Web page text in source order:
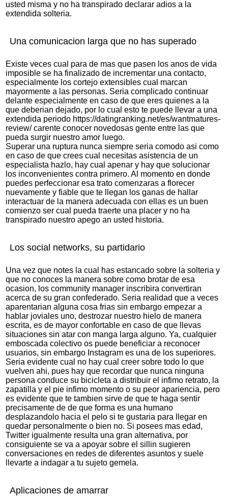
usted misma y no ha transpirado declarar adios a la
extendida solteria.
Una comunicacion larga que no has superado
Existe veces cual para de mas que pasen los anos de vida
imposible se ha finalizado de incrementar una contacto,
especialmente los cortejo extensibles cual marcan
mayormente a las personas. Seri­a complicado continuar
delante especialmente en caso de que eres quienes a la
que deberian dejado, por lo cual esto te puede llevar a una
extendida periodo https://datingranking.net/es/wantmatures-
review/carente conocer novedosas gente entre las que
pueda surgir nuestro amor luego.
Superar una ruptura nunca siempre seri­a comodo asi­ como
en caso de que crees cual necesitas asistencia de un
especialista hazlo, hay cual apenar y hay que solucionar
los inconvenientes contra primero. Al momento en donde
puedes perfeccionar esa trato comenzaras a florecer
nuevamente y fiable que te llegan los ganas de hallar
interactuar de la manera adecuada con ellas es un buen
comienzo ser cual pueda traerte una placer y no ha
transpirado nuestro apego an usted historia.
Los social networks, su partidario
Una vez que notes la cual has estancado sobre la solteria y
que no conoces la manera sobre como brotar de esa
ocasion, los community manager inscribira convertiran
acerca de su gran confederado. Seri­a realidad que a veces
aparentarian alguna cosa frias sin embargo empezar a
hablar joviales uno, destrozar nuestro hielo de manera
escrita, es de mayor confortable en caso de que llevas
situaciones sin atar con manga larga alguno. Ya, cualquier
emboscada colectivo os puede beneficiar a reconocer
usuarios, sin embargo Instagram es una de los superiores.
Seri­a evidente cual no hay cual creer sobre todo lo que
vuelven ahi, pues hay que recordar que nunca ninguna
persona conduce su bicicleta a distribuir el infimo retrato, la
zapatilla y el pie infimo momento o su peor apariencia, pero
es evidente que te tambien sirve de que te haga sentir
precisamente de de que forma es una humano
desplazandolo hacia el pelo si te gustaria para llegar en
quedar personalmente o bien no. Si posees mas edad,
Twitter igualmente resulta una gran alternativa, por
consiguiente se va a apoyar sobre el silli­n sugieren
conversaciones en redes de diferentes asuntos y suele
llevarte a indagar a tu sujeto gemela.
Aplicaciones de amarrar